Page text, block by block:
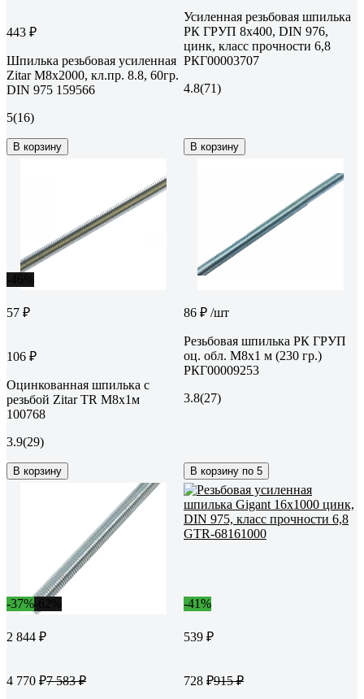
443 ₽
Шпилька резьбовая усиленная
Zitar М8x2000, кл.пр. 8.8, 60гр.
DIN 975 159566
5(16)
В корзину
Усиленная резьбовая шпилька
РК ГРУП 8x400, DIN 976,
цинк, класс прочности 6,8
РКГ00003707
4.8(71)
В корзину
57 ₽
106 ₽
Оцинкованная шпилька с
резьбой Zitar TR М8х1м
100768
3.9(29)
В корзину
86 ₽ /шт
Резьбовая шпилька РК ГРУП
оц. обл. М8x1 м (230 гр.)
РКГ00009253
3.8(27)
В корзину по 5
-37%
2 844 ₽
4 770 ₽7 583 ₽
-41%
539 ₽
728 ₽915 ₽